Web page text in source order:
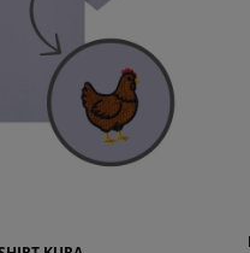
HAFTOWANY T-SHIRT OWCZAREK